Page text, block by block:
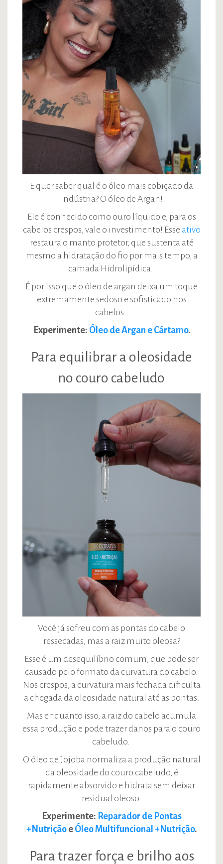
E quer saber qual é o óleo mais cobiçado da
indústria? O óleo de Argan!
Ele é conhecido como ouro líquido e, para os
cabelos crespos, vale o investimento! Esse ativo
restaura o manto protetor, que sustenta até
mesmo a hidratação do fio por mais tempo, a
camada Hidrolipídica.
É por isso que o óleo de argan deixa um toque
extremamente sedoso e sofisticado nos
cabelos.
Experimente: Óleo de Argan e Cártamo.
Para equilibrar a oleosidade
no couro cabeludo
Você já sofreu com as pontas do cabelo
ressecadas, mas a raiz muito oleosa?
Esse é um desequilíbrio comum, que pode ser
causado pelo formato da curvatura do cabelo.
Nos crespos, a curvatura mais fechada dificulta
a chegada da oleosidade natural até as pontas.
Mas enquanto isso, a raiz do cabelo acumula
essa produção e pode trazer danos para o couro
cabeludo.
O óleo de Jojoba normaliza a produção natural
da oleosidade do couro cabeludo, é
rapidamente absorvido e hidrata sem deixar
residual oleoso.
Experimente: Reparador de Pontas
+Nutrição e Óleo Multifuncional +Nutrição.
Para trazer força e brilho aos